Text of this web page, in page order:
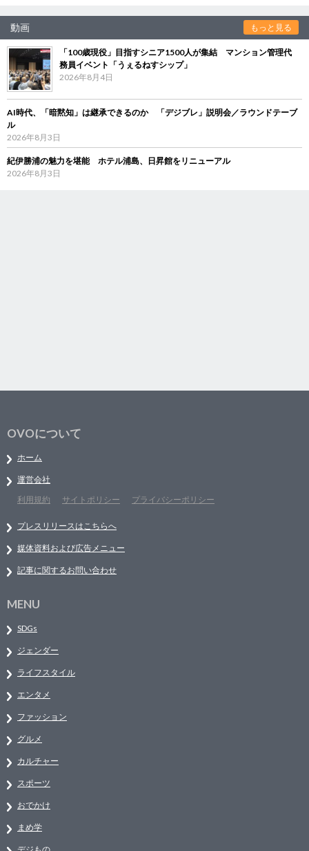
動画 もっと見る
「100歳現役」目指すシニア1500人が集結 マンション管理代
務員イベント「うぇるねすシップ」
2026年8月4日
AI時代、「暗黙知」は継承できるのか 「デジブレ」説明会／ラウンドテーブ
ル
2026年8月3日
紀伊勝浦の魅力を堪能 ホテル浦島、日昇館をリニューアル
2026年8月3日
OVOについて
ホーム
運営会社
利用規約
サイトポリシー プライバシーポリシー
プレスリリースはこちらへ
媒体資料および広告メニュー
記事に関するお問い合わせ
MENU
SDGs
ジェンダー
ライフスタイル
エンタメ
ファッション
グルメ
カルチャー
スポーツ
おでかけ
まめ学